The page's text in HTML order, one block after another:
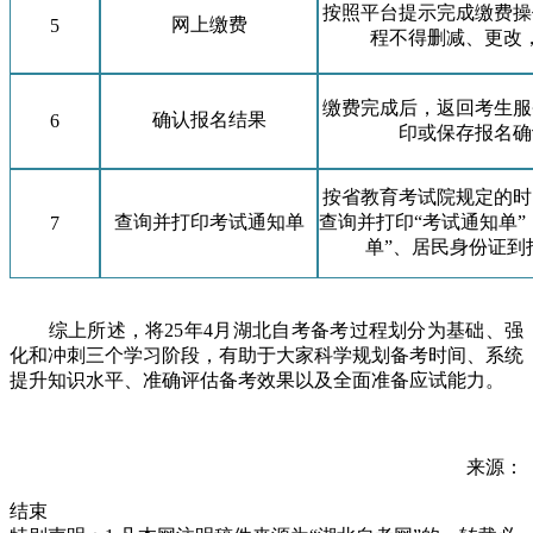
5 网上缴费
按照平台提示完成缴费
程不得删减、更改
6 确认报名结果
缴费完成后，返回考生
印或保存报名
7 查询并打印考试通知单
按省教育考试院规定的
查询并打印“考试通知单
单”、居民身份证
综上所述，将25年4月湖北自考备考过程划分为基础、强
化和冲刺三个学习阶段，有助于大家科学规划备考时间、系统
提升知识水平、准确评估备考效果以及全面准备应试能力。
来源：
结束